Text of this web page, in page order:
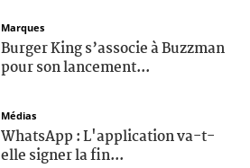
Marques
Burger King s’associe à Buzzman
pour son lancement...
Médias
WhatsApp : L'application va-t-
elle signer la fin...